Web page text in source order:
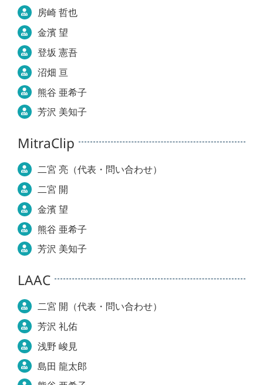
房崎 哲也
金濱 望
登坂 憲吾
沼畑 亘
熊谷 亜希子
芳沢 美知子
MitraClip
二宮 亮（代表・問い合わせ）
二宮 開
金濱 望
熊谷 亜希子
芳沢 美知子
LAAC
二宮 開（代表・問い合わせ）
芳沢 礼佑
浅野 峻見
島田 龍太郎